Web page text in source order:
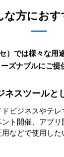
な方におす
）では様々な用
ズナブルにご提
ネスツールと
ドビジネスやテレ
ント開催、アプ
用などで使用した